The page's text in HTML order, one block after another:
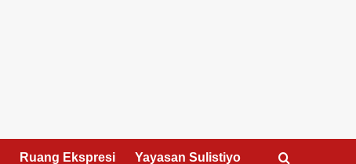
Ruang Ekspresi Yayasan Sulistiyo